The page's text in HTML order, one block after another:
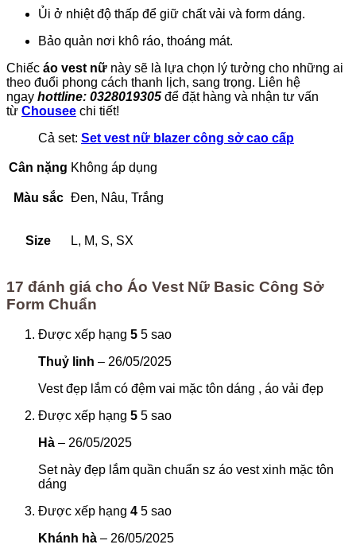
Ủi ở nhiệt độ thấp để giữ chất vải và form dáng.
Bảo quản nơi khô ráo, thoáng mát.
Chiếc áo vest nữ này sẽ là lựa chọn lý tưởng cho những ai
theo đuổi phong cách thanh lịch, sang trọng. Liên hệ
ngay hottline: 0328019305 để đặt hàng và nhận tư vấn
từ Chousee chi tiết!
Cả set: Set vest nữ blazer công sở cao cấp
Cân nặng Không áp dụng
Màu sắc Đen, Nâu, Trắng
Size L, M, S, SX
17 đánh giá cho Áo Vest Nữ Basic Công Sở
Form Chuẩn
Được xếp hạng 5 5 sao
Thuỷ linh – 26/05/2025
Vest đẹp lắm có đệm vai mặc tôn dáng , áo vải đẹp
Được xếp hạng 5 5 sao
Hà – 26/05/2025
Set này đẹp lắm quần chuẩn sz áo vest xinh mặc tôn
dáng
Được xếp hạng 4 5 sao
Khánh hà – 26/05/2025